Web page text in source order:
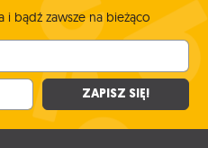
i bądź zawsze na bieżąco
ZAPISZ SIĘ!